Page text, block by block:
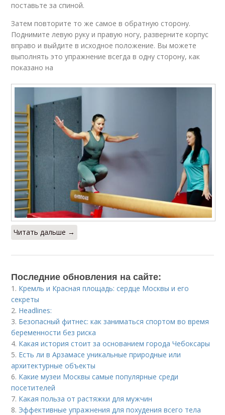
поставьте за спиной.
Затем повторите то же самое в обратную сторону.
Поднимите левую руку и правую ногу, разверните корпус
вправо и выйдите в исходное положение. Вы можете
выполнять это упражнение всегда в одну сторону, как
показано на
Читать дальше →
Последние обновления на сайте:
1. Кремль и Красная площадь: сердце Москвы и его
секреты
2. Headlines:
3. Безопасный фитнес: как заниматься спортом во время
беременности без риска
4. Какая история стоит за основанием города Чебоксары
5. Есть ли в Арзамасе уникальные природные или
архитектурные объекты
6. Какие музеи Москвы самые популярные среди
посетителей
7. Какая польза от растяжки для мужчин
8. Эффективные упражнения для похудения всего тела